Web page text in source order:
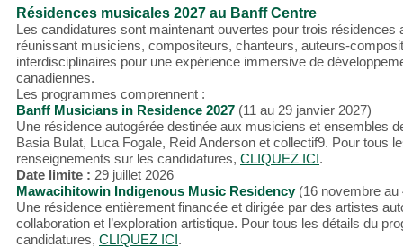
Résidences musicales 2027 au Banff Centre
Les candidatures sont maintenant ouvertes pour trois résidences
réunissant musiciens, compositeurs, chanteurs, auteurs-
interdisciplinaires pour une expérience immersive de
canadiennes.
Les programmes comprennent :
Banff Musicians in Residence 2027 (11 au 29 janvier 2027)
Une résidence autogérée destinée aux musiciens et ensembles
Basia Bulat, Luca Fogale, Reid Anderson et collectif9. Pour tous
renseignements sur les candidatures, CLIQUEZ ICI.
Date limite : 29 juillet 2026
Mawacihitowin Indigenous Music Residency(16 novembre au
Une résidence entièrement financée et dirigée par des artistes
collaboration et l’exploration artistique. Pour tous les détails du
candidatures, CLIQUEZ ICI.